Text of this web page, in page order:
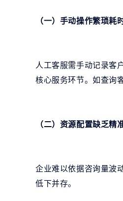
（一）手动操作繁琐耗
人工客服需手动记录客
核心服务环节。如查询
（二）资源配置缺乏精
企业难以依据咨询量波
低下并存。